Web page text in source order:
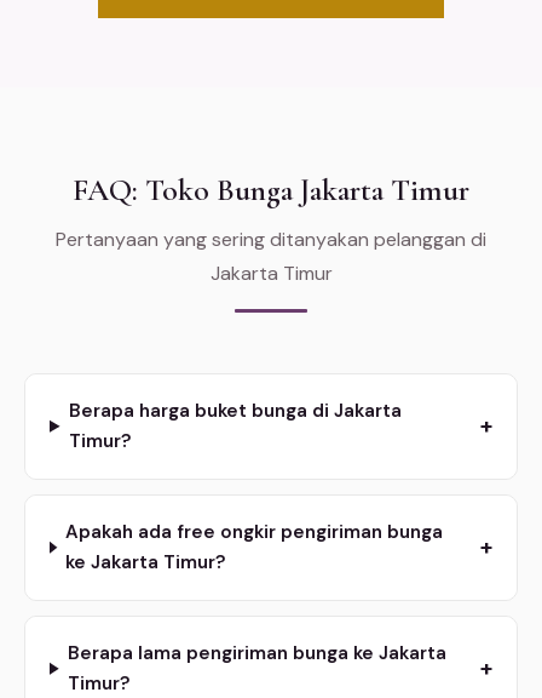
FAQ: Toko Bunga Jakarta Timur
Pertanyaan yang sering ditanyakan pelanggan di
Jakarta Timur
Berapa harga buket bunga di Jakarta
Timur?
+
Apakah ada free ongkir pengiriman bunga
ke Jakarta Timur?
+
Berapa lama pengiriman bunga ke Jakarta
Timur?
+